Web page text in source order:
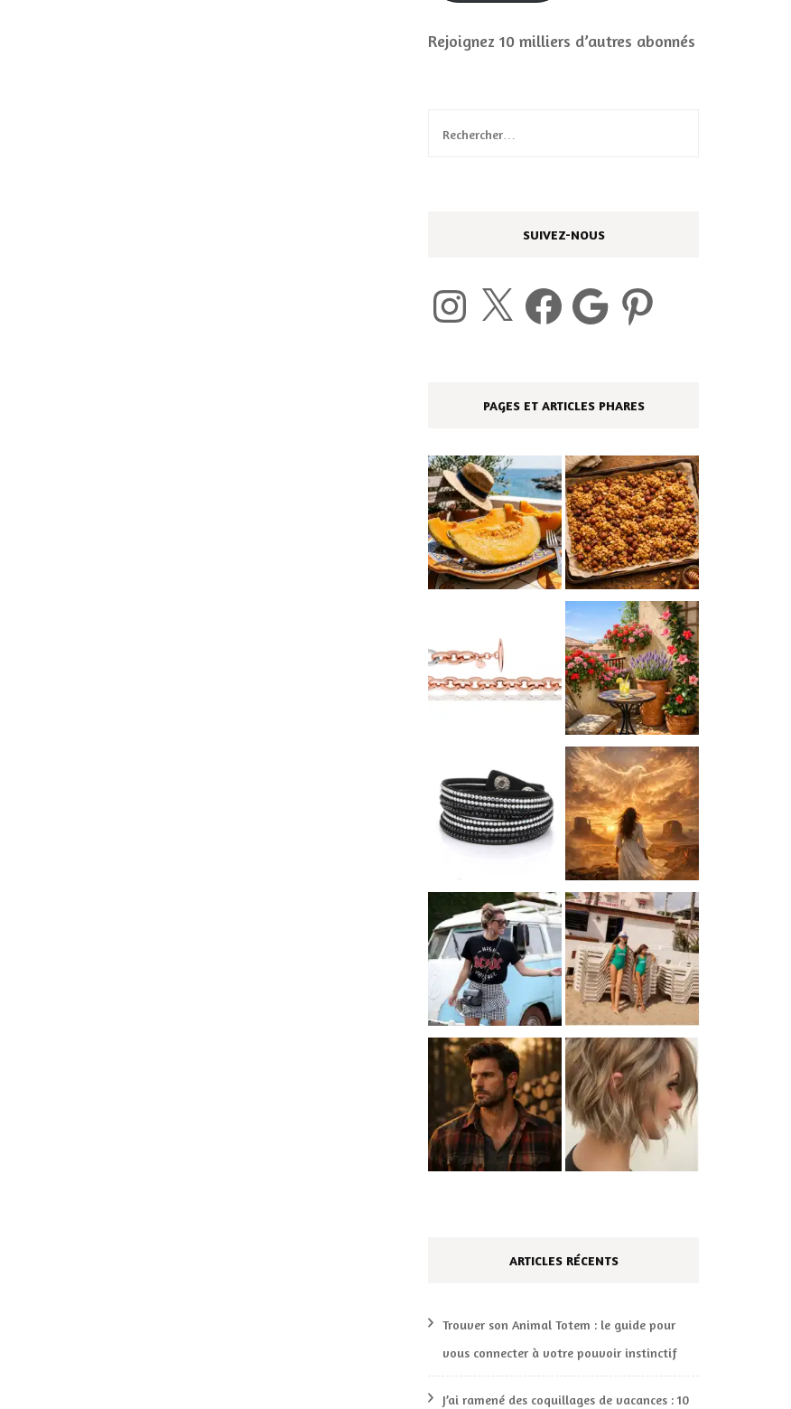
Rejoignez 10 milliers d’autres abonnés
Rechercher :
SUIVEZ-NOUS
Instagram Facebook Google Pinterest
PAGES ET ARTICLES PHARES
ARTICLES RÉCENTS
Trouver son Animal Totem : le guide pour
vous connecter à votre pouvoir instinctif
J’ai ramené des coquillages de vacances : 10